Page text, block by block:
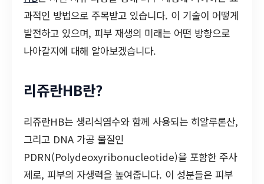
과적인 방법으로 주목받고 있습니다. 이 기술이 어떻게
발전하고 있으며, 피부 재생의 미래는 어떤 방향으로
나아갈지에 대해 알아보겠습니다.
리쥬란HB란?
리쥬란HB는 생리식염수와 함께 사용되는 히알루론산,
그리고 DNA 가공 물질인
PDRN(Polydeoxyribonucleotide)을 포함한 주사
제로, 피부의 자생력을 높여줍니다. 이 성분들은 피부